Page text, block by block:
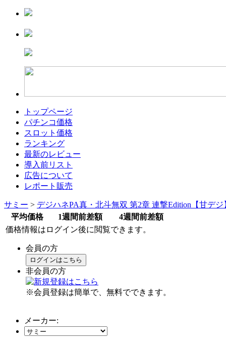
トップページ
パチンコ価格
スロット価格
ランキング
最新のレビュー
導入前リスト
広告について
レポート販売
サミー > デジハネPA真・北斗無双 第2章 連撃Edition【甘デ
平均価格
1週間前差額
4週間前差額
価格情報はログイン後に閲覧できます。
会員の方
ログインはこちら
非会員の方
※会員登録は簡単で、無料でできます。
メーカー: